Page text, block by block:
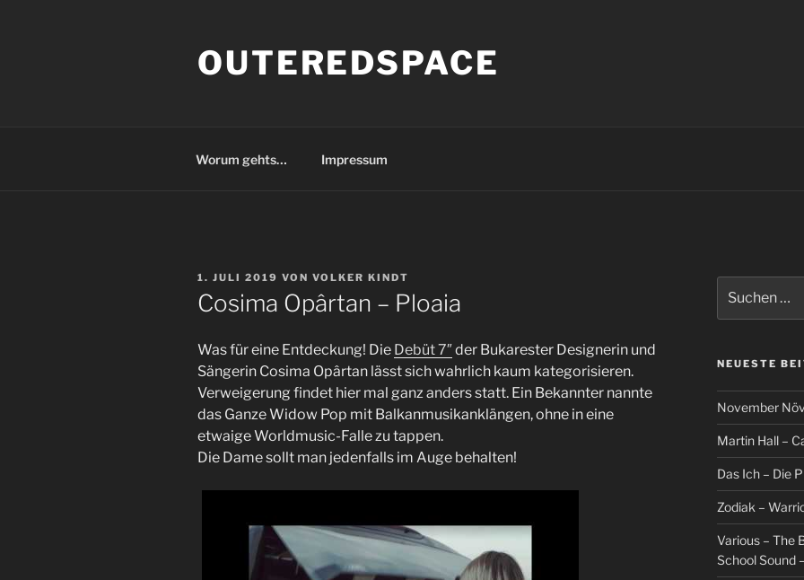
OUTEREDSPACE
Worum gehts… Impressum
VERÖFFENTLICHT
AM
1. JULI 2019 VON VOLKER KINDT
Cosima Opârtan – Ploaia
Was für eine Entdeckung! Die Debüt 7″der Bukarester Designerin und
Sängerin Cosima Opârtan lässt sich wahrlich kaum kategorisieren.
Verweigerung findet hier mal ganz anders statt. Ein Bekannter nannte
das Ganze Widow Pop mit Balkanmusikanklängen, ohne in eine
etwaige Worldmusic-Falle zu tappen.
Die Dame sollt man jedenfalls im Auge behalten!
nach:
NEUESTE
November
Martin Hall –
Das Ich – Die
Zodiak –
Various – The
School Sound